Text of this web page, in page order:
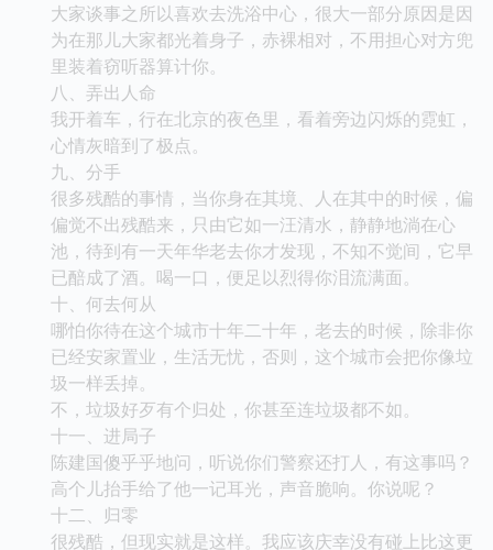
大家谈事之所以喜欢去洗浴中心，很大一部分原因是因
为在那儿大家都光着身子，赤裸相对，不用担心对方兜
里装着窃听器算计你。
八、弄出人命
我开着车，行在北京的夜色里，看着旁边闪烁的霓虹，
心情灰暗到了极点。
九、分手
很多残酷的事情，当你身在其境、人在其中的时候，偏
偏觉不出残酷来，只由它如一汪清水，静静地淌在心
池，待到有一天年华老去你才发现，不知不觉间，它早
已醅成了酒。喝一口，便足以烈得你泪流满面。
十、何去何从
哪怕你待在这个城市十年二十年，老去的时候，除非你
已经安家置业，生活无忧，否则，这个城市会把你像垃
圾一样丢掉。
不，垃圾好歹有个归处，你甚至连垃圾都不如。
十一、进局子
陈建国傻乎乎地问，听说你们警察还打人，有这事吗？
高个儿抬手给了他一记耳光，声音脆响。你说呢？
十二、归零
很残酷，但现实就是这样。我应该庆幸没有碰上比这更